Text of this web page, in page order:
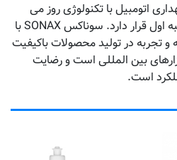
اتومبیل با تکنولوژی روز می
شود، سوناکس SONAX در رتبه اول قرار دارد. سوناکس SONAX با
سال سابقه و تجربه در تولید محصولات باکیفیت
بین المللی است و رضایت
است.